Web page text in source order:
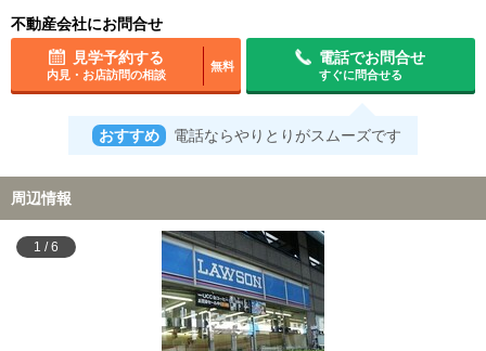
不動産会社にお問合せ
見学予約する
内見・お店訪問の相談
無料
電話でお問合せ
すぐに問合せる
おすすめ 電話ならやりとりがスムーズです
周辺情報
1 / 6